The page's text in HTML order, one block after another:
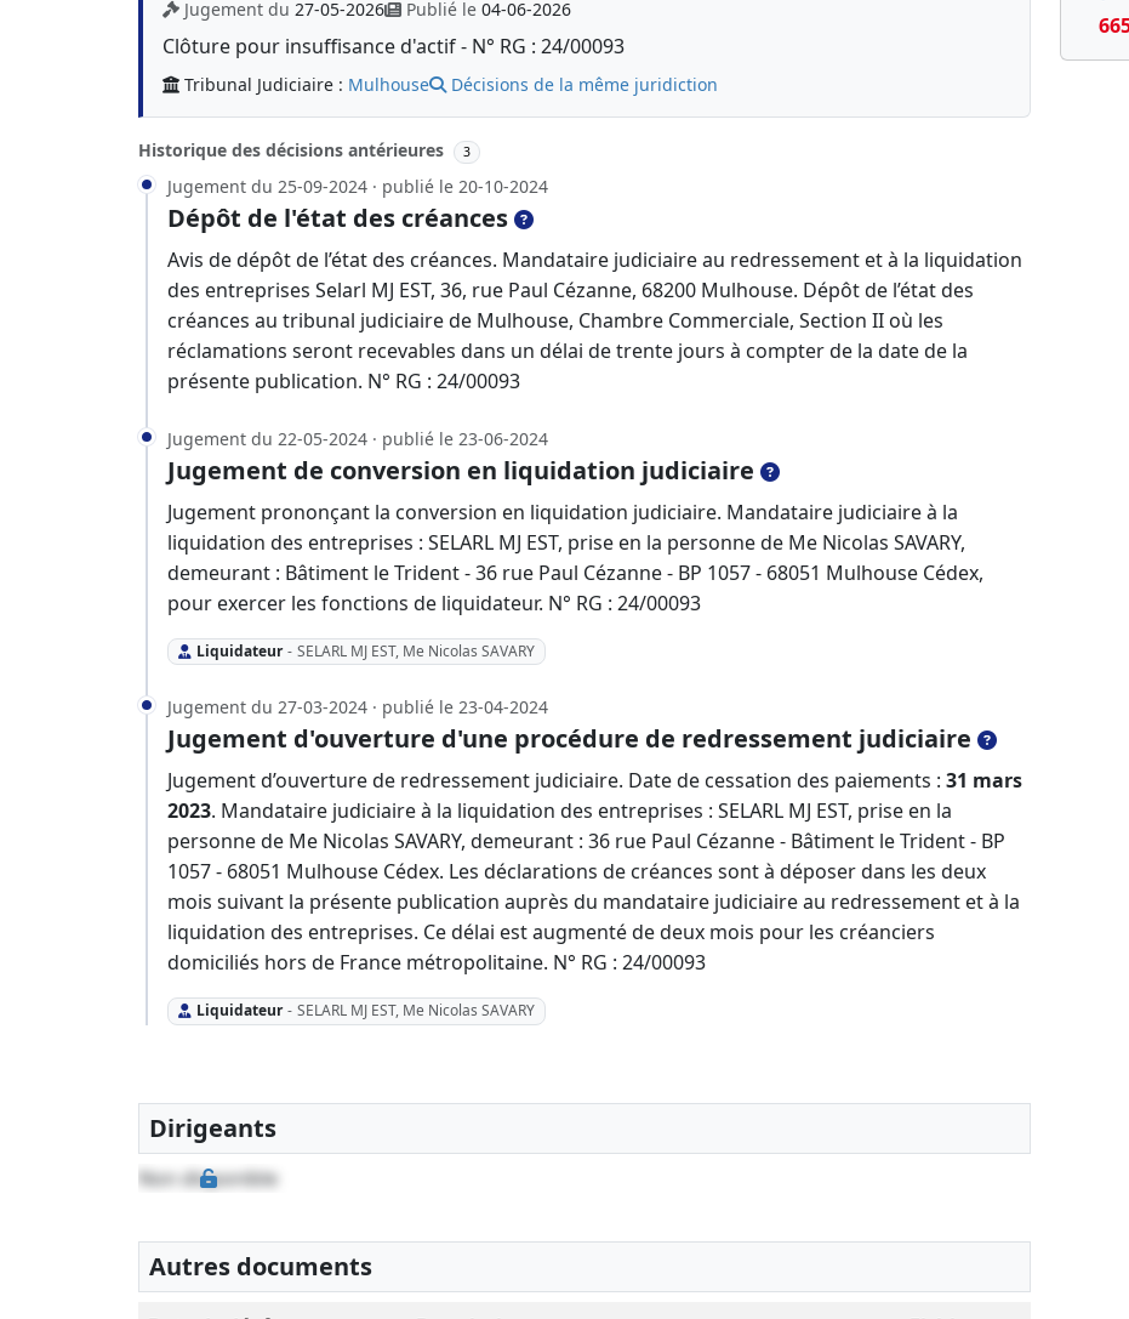
Jugement du 27-05-2026 Publié le 04-06-2026
Clôture pour insuffisance d'actif - N° RG : 24/00093
Tribunal Judiciaire : Mulhouse Décisions de la même juridiction
Historique des décisions antérieures 3
Jugement du 25-09-2024 · publié le 20-10-2024
Dépôt de l'état des créances
Avis de dépôt de l’état des créances. Mandataire judiciaire au redressement et à la liquidation
des entreprises Selarl MJ EST, 36, rue Paul Cézanne, 68200 Mulhouse. Dépôt de l’état des
créances au tribunal judiciaire de Mulhouse, Chambre Commerciale, Section II où les
réclamations seront recevables dans un délai de trente jours à compter de la date de la
présente publication. N° RG : 24/00093
Jugement du 22-05-2024 · publié le 23-06-2024
Jugement de conversion en liquidation judiciaire
Jugement prononçant la conversion en liquidation judiciaire. Mandataire judiciaire à la
liquidation des entreprises : SELARL MJ EST, prise en la personne de Me Nicolas SAVARY,
demeurant : Bâtiment le Trident - 36 rue Paul Cézanne - BP 1057 - 68051 Mulhouse Cédex,
pour exercer les fonctions de liquidateur. N° RG : 24/00093
Liquidateur - SELARL MJ EST, Me Nicolas SAVARY
Jugement du 27-03-2024 · publié le 23-04-2024
Jugement d'ouverture d'une procédure de redressement judiciaire
Jugement d’ouverture de redressement judiciaire. Date de cessation des paiements : 31 mars
2023. Mandataire judiciaire à la liquidation des entreprises : SELARL MJ EST, prise en la
personne de Me Nicolas SAVARY, demeurant : 36 rue Paul Cézanne - Bâtiment le Trident - BP
1057 - 68051 Mulhouse Cédex. Les déclarations de créances sont à déposer dans les deux
mois suivant la présente publication auprès du mandataire judiciaire au redressement et à la
liquidation des entreprises. Ce délai est augmenté de deux mois pour les créanciers
domiciliés hors de France métropolitaine. N° RG : 24/00093
Liquidateur - SELARL MJ EST, Me Nicolas SAVARY
Dirigeants
Non disponible
Autres documents